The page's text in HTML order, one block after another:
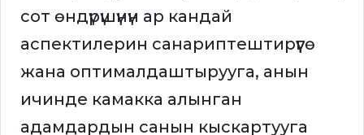
сот өндүрүшүнүн ар кандай
аспектилерин санариптештирүүгө
жана оптималдаштырууга, анын
ичинде камакка алынган
адамдардын санын кыскартууга